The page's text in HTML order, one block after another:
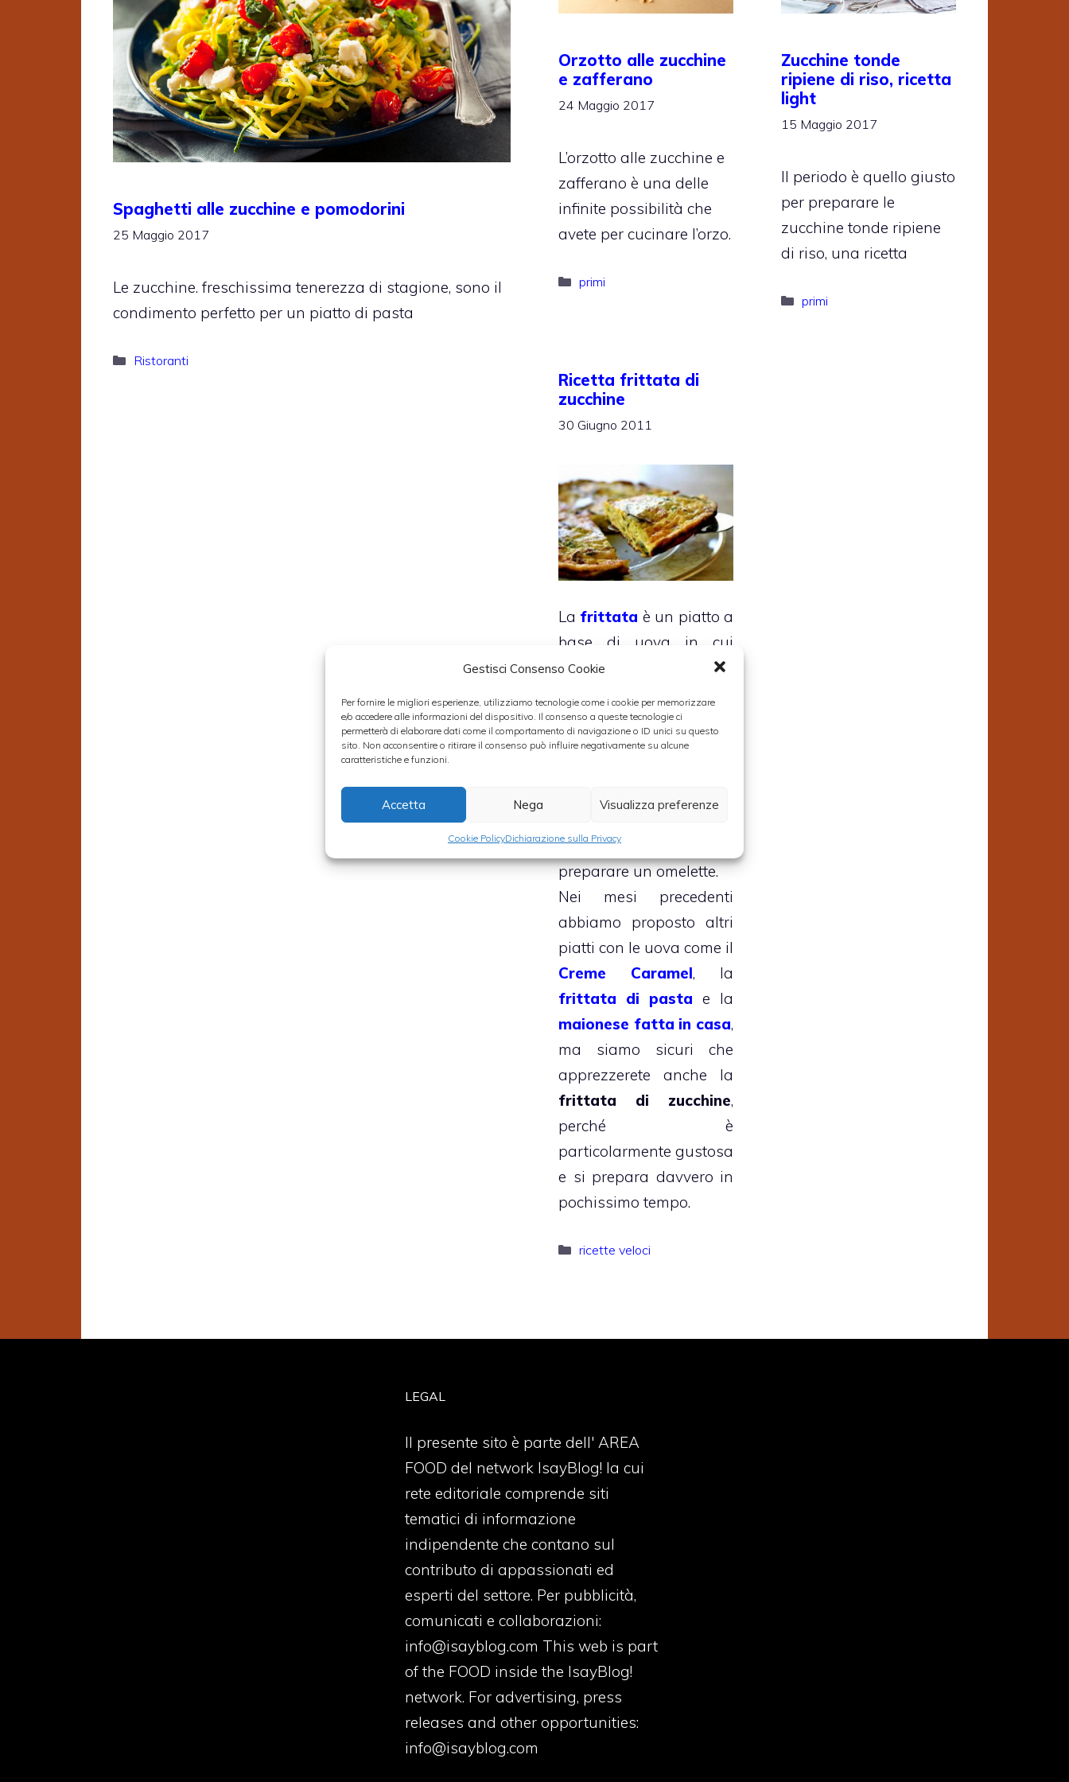
Gestisci Consenso Cookie
Per fornire le migliori esperienze, utilizziamo tecnologie come i cookie per memorizzare
e/o accedere alle informazioni del dispositivo. Il consenso a queste tecnologie ci
permetterà di elaborare dati come il comportamento di navigazione o ID unici su questo
sito. Non acconsentire o ritirare il consenso può influire negativamente su alcune
caratteristiche e funzioni.
Accetta Nega Visualizza preferenze
Cookie PolicyDichiarazione sulla Privacy
Spaghetti alle zucchine e pomodorini
25 Maggio 2017
Le zucchine. freschissima tenerezza di stagione, sono il
condimento perfetto per un piatto di pasta
Categorie
Ristoranti
Orzotto alle zucchine
e zafferano
24 Maggio 2017
L’orzotto alle zucchine e
zafferano è una delle
infinite possibilità che
avete per cucinare l’orzo.
Categorie
primi
Zucchine tonde
ripiene di riso, ricetta
light
15 Maggio 2017
Il periodo è quello giusto
per preparare le
zucchine tonde ripiene
di riso, una ricetta
Categorie
primi
Ricetta frittata di
zucchine
30 Giugno 2011
La frittata è un piatto a
base di uova in cui
vengono aggiunti a
ingredienti durante o a
termine cottura e può
dessert, se si decide di
preparare un omelette.
Nei mesi precedenti
abbiamo proposto altri
piatti con le uova come il
Creme Caramel, la
frittata di pasta e la
maionese fatta in casa,
ma siamo sicuri che
apprezzerete anche la
frittata di zucchine,
perché è
particolarmente gustosa
e si prepara davvero in
pochissimo tempo.
Categorie
ricette veloci
LEGAL
Il presente sito è parte dell' AREA
FOOD del network IsayBlog! la cui
rete editoriale comprende siti
tematici di informazione
indipendente che contano sul
contributo di appassionati ed
esperti del settore. Per pubblicità,
comunicati e collaborazioni:
info@isayblog.com This web is part
of the FOOD inside the IsayBlog!
network. For advertising, press
releases and other opportunities:
info@isayblog.com